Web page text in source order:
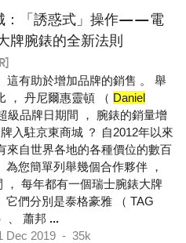
：「誘惑式」操作——電
牌腕錶的全新法則
這有助於增加品牌的銷售 。 舉
， 丹尼爾惠靈頓 （ Daniel
級品牌日期間 ， 腕錶的銷量增
入駐京東商城 ？ 自2012年以來
來自世界各地的各種價位的數百
您簡單列舉幾個合作夥伴 ，
， 每年都有一個瑞士腕錶大牌
它們分別是泰格豪雅 （ TAG
、 蕭邦 ...
Dec 2019 - 35k